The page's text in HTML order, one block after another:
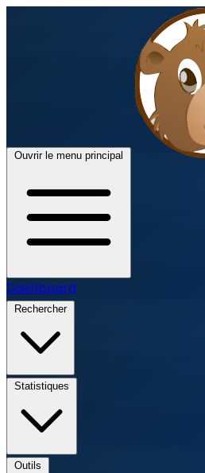
Ouvrir le menu principal
Dashboard
Rechercher
Statistiques
Outils